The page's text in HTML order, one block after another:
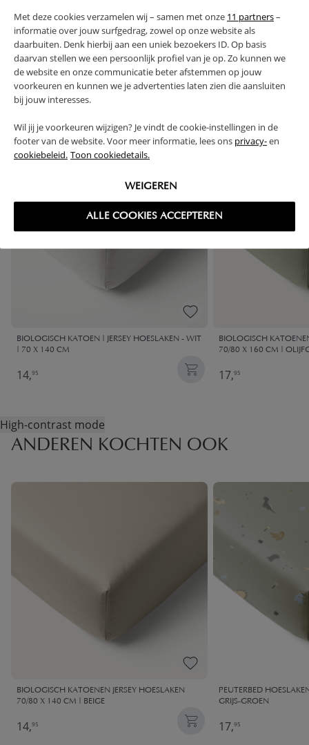
Met deze cookies verzamelen wij – samen met onze 11 partners–
informatie over jouw surfgedrag, zowel op onze website als
daarbuiten. Denk hierbij aan een uniek bezoekers ID. Op basis
daarvan stellen we een persoonlijk profiel van je op. Zo kunnen we
de website en onze communicatie beter afstemmen op jouw
voorkeuren en kunnen we je advertenties laten zien die aansluiten
bij jouw interesses.
Wil jij je voorkeuren wijzigen? Je vindt de cookie-instellingen in de
footer van de website. Voor meer informatie, lees ons privacy-en
cookiebeleid. Toon cookiedetails.
WEIGEREN
ALLE COOKIES ACCEPTEREN
High-contrast mode
VAAK SAMEN GEKOCHT
BIOLOGISCH KATOEN | JERSEY HOESLAKEN - WIT
| 70 X 140 CM
14,95
BIOLOGISCH
70/80 X 160 CM |
17,95
High-contrast mode
ANDEREN KOCHTEN OOK
BIOLOGISCH KATOENEN JERSEY HOESLAKEN
70/80 X 140 CM | BEIGE
14,95
PEUTERBED
GRIJS-GROEN
17,95